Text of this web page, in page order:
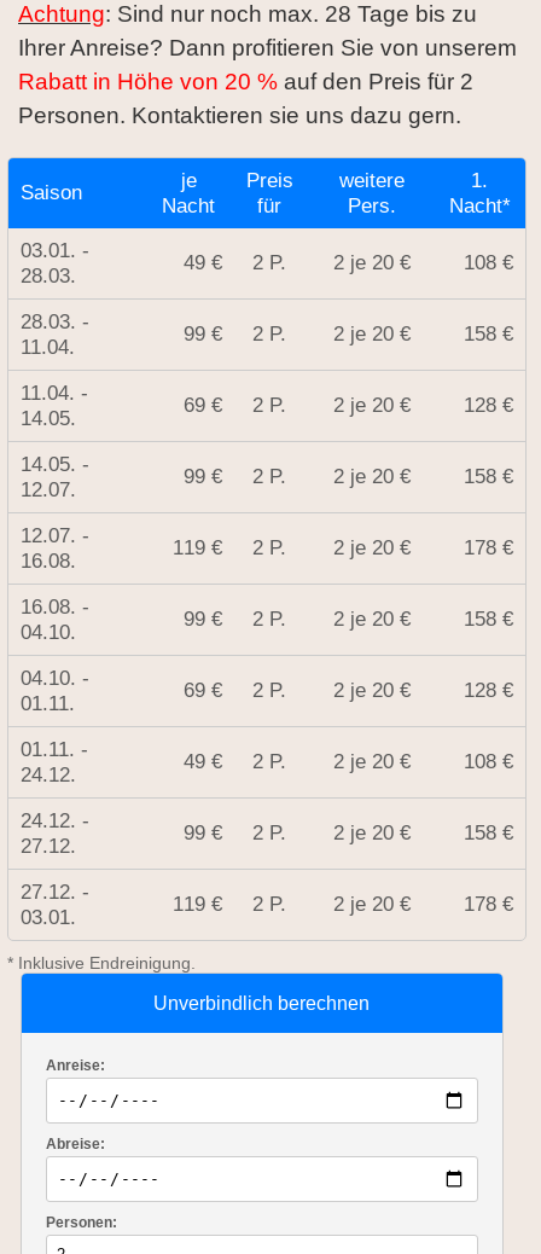
Achtung: Sind nur noch max. 28 Tage bis zu
Ihrer Anreise? Dann profitieren Sie von unserem
Rabatt in Höhe von 20 % auf den Preis für 2
Personen. Kontaktieren sie uns dazu gern.
Saison
je
Nacht
Preis
für
weitere
Pers.
1.
Nacht*
03.01. -
28.03.
49 € 2 P. 2 je 20 € 108 €
28.03. -
11.04.
99 € 2 P. 2 je 20 € 158 €
11.04. -
14.05.
69 € 2 P. 2 je 20 € 128 €
14.05. -
12.07.
99 € 2 P. 2 je 20 € 158 €
12.07. -
16.08.
119 € 2 P. 2 je 20 € 178 €
16.08. -
04.10.
99 € 2 P. 2 je 20 € 158 €
04.10. -
01.11.
69 € 2 P. 2 je 20 € 128 €
01.11. -
24.12.
49 € 2 P. 2 je 20 € 108 €
24.12. -
27.12.
99 € 2 P. 2 je 20 € 158 €
27.12. -
03.01.
119 € 2 P. 2 je 20 € 178 €
* Inklusive Endreinigung.
Unverbindlich berechnen
Anreise:
Abreise:
Personen: